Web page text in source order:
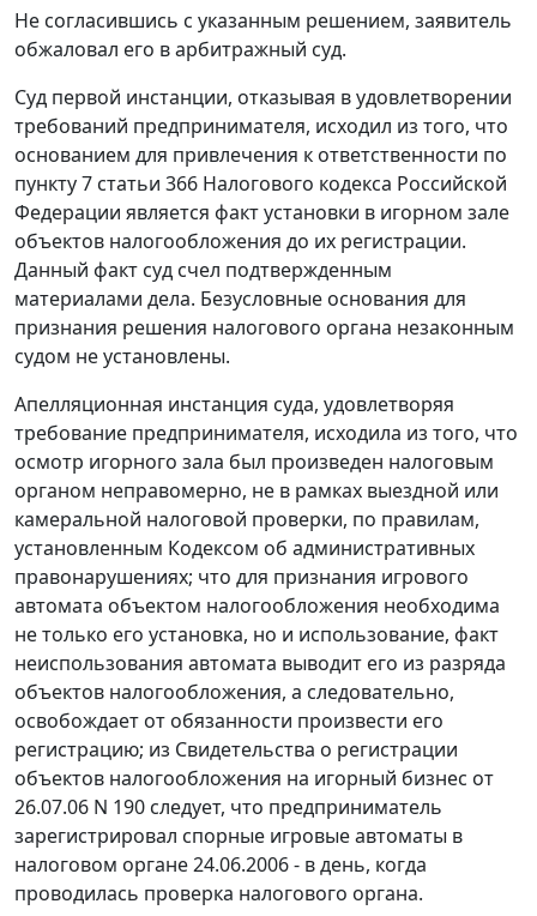
Не согласившись с указанным решением, заявитель
обжаловал его в арбитражный суд.
Суд первой инстанции, отказывая в удовлетворении
требований предпринимателя, исходил из того, что
основанием для привлечения к ответственности по
пункту 7 статьи 366 Налогового кодекса Российской
Федерации является факт установки в игорном зале
объектов налогообложения до их регистрации.
Данный факт суд счел подтвержденным
материалами дела. Безусловные основания для
признания решения налогового органа незаконным
судом не установлены.
Апелляционная инстанция суда, удовлетворяя
требование предпринимателя, исходила из того, что
осмотр игорного зала был произведен налоговым
органом неправомерно, не в рамках выездной или
камеральной налоговой проверки, по правилам,
установленным Кодексом об административных
правонарушениях; что для признания игрового
автомата объектом налогообложения необходима
не только его установка, но и использование, факт
неиспользования автомата выводит его из разряда
объектов налогообложения, а следовательно,
освобождает от обязанности произвести его
регистрацию; из Свидетельства о регистрации
объектов налогообложения на игорный бизнес от
26.07.06 N 190 следует, что предприниматель
зарегистрировал спорные игровые автоматы в
налоговом органе 24.06.2006 - в день, когда
проводилась проверка налогового органа.